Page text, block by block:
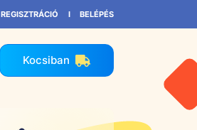
REGISZTRÁCIÓ BELÉPÉS
Kocsiban